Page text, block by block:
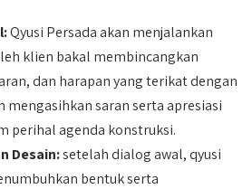
Qyusi Persada akan menjalankan
klien bakal membincangkan
dan harapan yang terikat dengan
mengasihkan saran serta apresiasi
perihal agenda konstruksi.
Desain:setelah dialog awal, qyusi
bentuk serta